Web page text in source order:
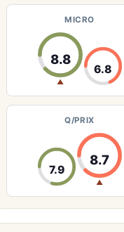
MICRO
8.8
▲
6.8
Q/PRIX
7.9
8.7
▲